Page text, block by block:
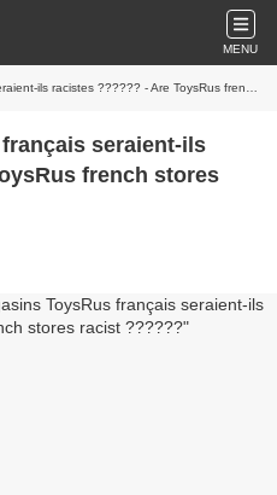
MENU
?????? - Are ToysRus french stores racist ??????
seraient-ils
french stores